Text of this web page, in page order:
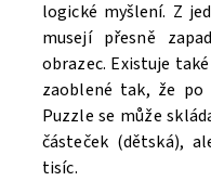
logické myšlení. Z
musejí přesně
obrazec. Existuje
zaoblené tak, že
Puzzle se může
částeček (dětská),
tisíc.